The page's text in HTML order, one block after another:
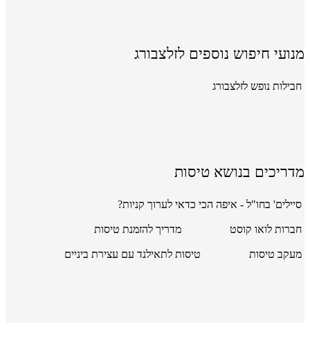
מנועי חיפוש נוספים לזלצבורג
חבילות נופש לזלצבורג
מדריכים בנושא טיסות
סיילים' בחו"ל - איפה הכי כדאי לערוך קניות?
חברות לואו קוסט מדריך להזמנת טיסות
מעקב טיסות טיסות לתאילנד עם עצירת ביניים